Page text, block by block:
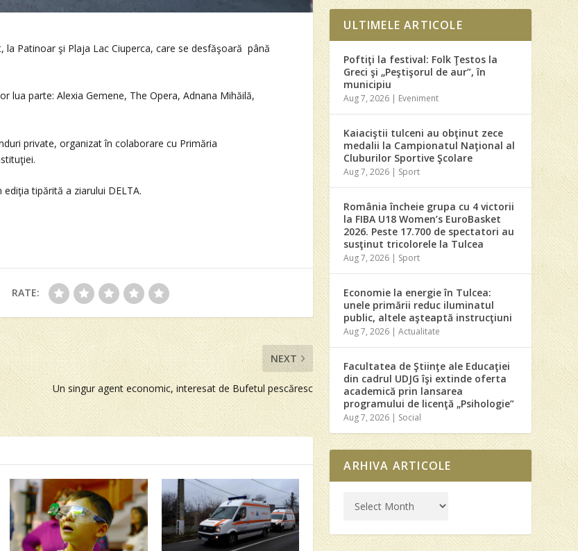
Patinoar şi Plaja Lac Ciuperca, care se desfăşoară până
lua parte: Alexia Gemene, The Opera, Adnana Mihăilă,
private, organizat în colaborare cu Primăria
tipărită a ziarului DELTA.
RATE:
NEXT
Un singur agent economic, interesat de Bufetul pescăresc
ULTIMELE ARTICOLE
Poftiţi la festival: Folk Ţestos la
Greci şi „Peştişorul de aur”, în
municipiu
Aug 7, 2026 | Eveniment
Kaiaciştii tulceni au obţinut zece
medalii la Campionatul Naţional al
Cluburilor Sportive Şcolare
Aug 7, 2026 | Sport
România încheie grupa cu 4 victorii
la FIBA U18 Women’s EuroBasket
2026. Peste 17.700 de spectatori au
susţinut tricolorele la Tulcea
Aug 7, 2026 | Sport
Economie la energie în Tulcea:
unele primării reduc iluminatul
public, altele aşteaptă instrucţiuni
Aug 7, 2026 |Actualitate
Facultatea de Ştiinţe ale Educaţiei
din cadrul UDJG îşi extinde oferta
academică prin lansarea
programului de licenţă „Psihologie”
Aug 7, 2026 | Social
ARHIVA ARTICOLE